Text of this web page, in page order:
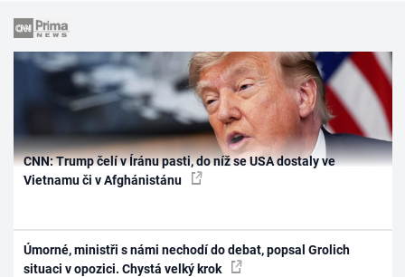
CNN: Trump čelí v Íránu pasti, do níž se USA dostaly ve
Vietnamu či v Afghánistánu
Úmorné, ministři s námi nechodí do debat, popsal Grolich
situaci v opozici. Chystá velký krok